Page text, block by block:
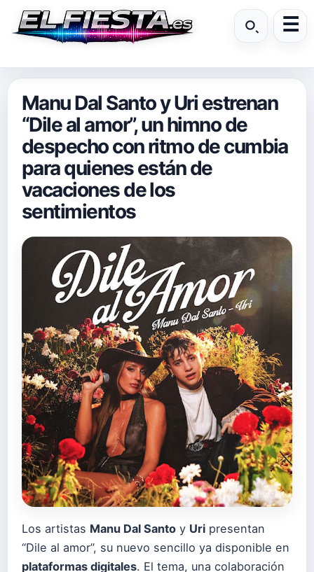
Manu Dal Santo y Uri estrenan
“Dile al amor”, un himno de
despecho con ritmo de cumbia
para quienes están de
vacaciones de los
sentimientos
Los artistas Manu Dal Santo y Uri presentan
“Dile al amor”, su nuevo sencillo ya disponible en
plataformas digitales. El tema, una colaboración